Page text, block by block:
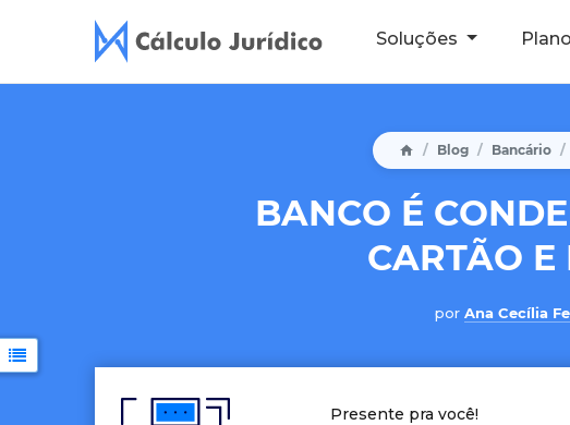
Soluções
Blog Bancário
BANCO É
CARTÃO E
por Ana Cecília
Presente pra você!